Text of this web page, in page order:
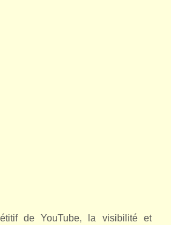
de YouTube, la visibilité et